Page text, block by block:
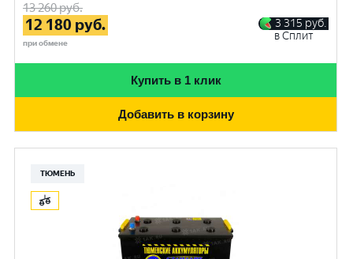
13 260руб.
12 180 руб.
при обмене
3 315 руб.
в Сплит
Купить в 1 клик
Добавить в корзину
ТЮМЕНЬ